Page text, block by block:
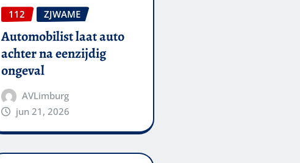
112 ZJWAME
Automobilist laat auto
achter na eenzijdig
ongeval
AVLimburg
jun 21, 2026